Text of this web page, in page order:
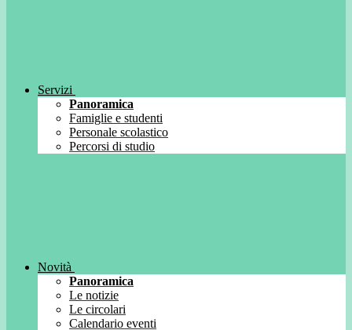
Servizi
Panoramica
Famiglie e studenti
Personale scolastico
Percorsi di studio
Novità
Panoramica
Le notizie
Le circolari
Calendario eventi